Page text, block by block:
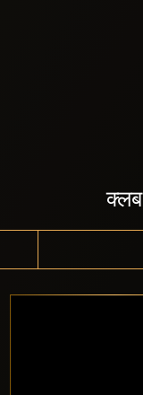
क्लब